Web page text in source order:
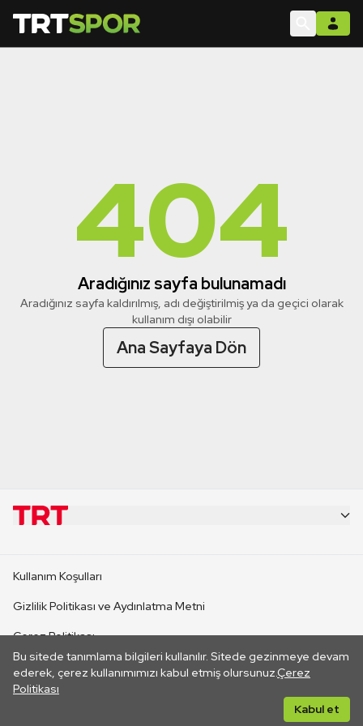
404
Aradığınız sayfa bulunamadı
Aradığınız sayfa kaldırılmış, adı değiştirilmiş ya da geçici olarak
kullanım dışı olabilir
Ana Sayfaya Dön
Bu sitede tanımlama bilgileri kullanılır. Sitede gezinmeye devam
ederek, çerez kullanımımızı kabul etmiş olursunuz.Çerez
Politikası
Kabul et
CANLI YAYINLAR
Kullanım Koşulları
Gizlilik Politikası ve Aydınlatma Metni
Çerez Politikası
İletişim
Her hakkı saklıdır. ©2026 TRT. Bağlantı yoluyla gidilen dış